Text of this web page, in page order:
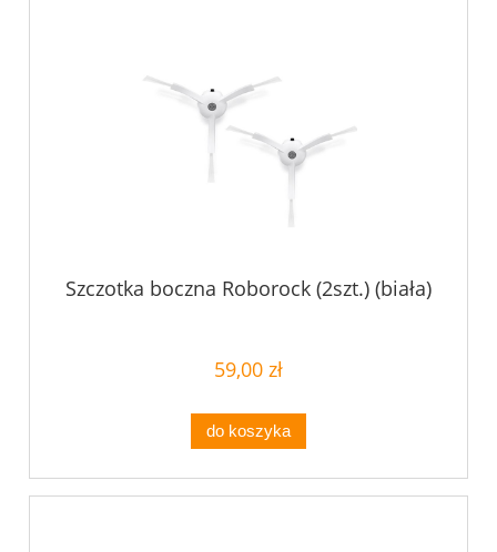
Szczotka boczna Roborock (2szt.) (biała)
59,00 zł
do koszyka